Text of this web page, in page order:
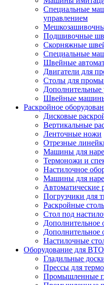
Специальные
управлением
Подшивочные
Скорняжные
Специальные
Швейные
Двигатели для
Столы для
Швейные
Раскройное
Дисковые
Вертикальные
Ленточные ножи
Отрезные
Машины для
Термоножи и
Настилочное
Машины для
Автоматические
Погрузчики для
Раскройные
Стол под
Дополнительное
Дополнительное
Настилочные
Оборудование для ВТО
Гладильные
Прессы для
Промышленные